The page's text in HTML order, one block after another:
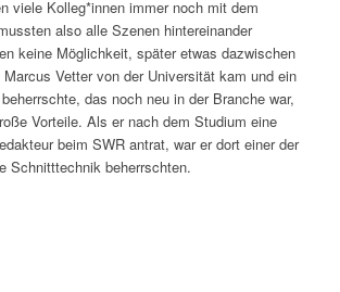
viele Kolleg*innen immer noch mit dem
also alle Szenen hintereinander
keine Möglichkeit, später etwas dazwischen
Vetter von der Universität kam und ein
das noch neu in der Branche war,
Vorteile. Als er nach dem Studium eine
beim SWR antrat, war er dort einer der
Schnitttechnik beherrschten.